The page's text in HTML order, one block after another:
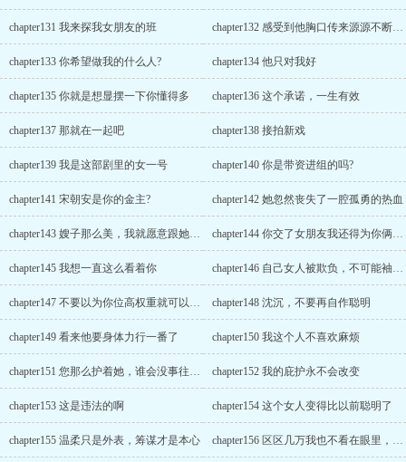
chapter131 我来探我女朋友的班 chapter132 感受到他胸口传来源源不断的热气和清香
chapter133 你希望做我的什么人? chapter134 他只对我好
chapter135 你就是想显摆一下你懂得多 chapter136 这个承诺，一生有效
chapter137 那就在一起吧 chapter138 接拍新戏
chapter139 我是这部剧里的女一号 chapter140 你是带资进组的吗?
chapter141 宋朝安是你的金主? chapter142 她忽然丧失了一腔孤勇的热血
chapter143 嫂子那么美，我就愿意跟她待一块 chapter144 你交了女朋友我还得为你俩服务
chapter145 我想一直这么看着你 chapter146 自己女人被欺负，不可能袖手旁观
chapter147 不要以为你位高权重就可以为所欲为 chapter148 沈沉，不要再自作聪明
chapter149 看来他要身体力行一番了 chapter150 我这个人不喜欢麻烦
chapter151 您那么护着她，谁会没事往枪口上撞啊 chapter152 我的庇护永不会改变
chapter153 这是违法的啊 chapter154 这个女人变得比以前聪明了
chapter155 温柔只是外表，筹谋才是本心 chapter156 区区几万我也不看在眼里，权当慈善了